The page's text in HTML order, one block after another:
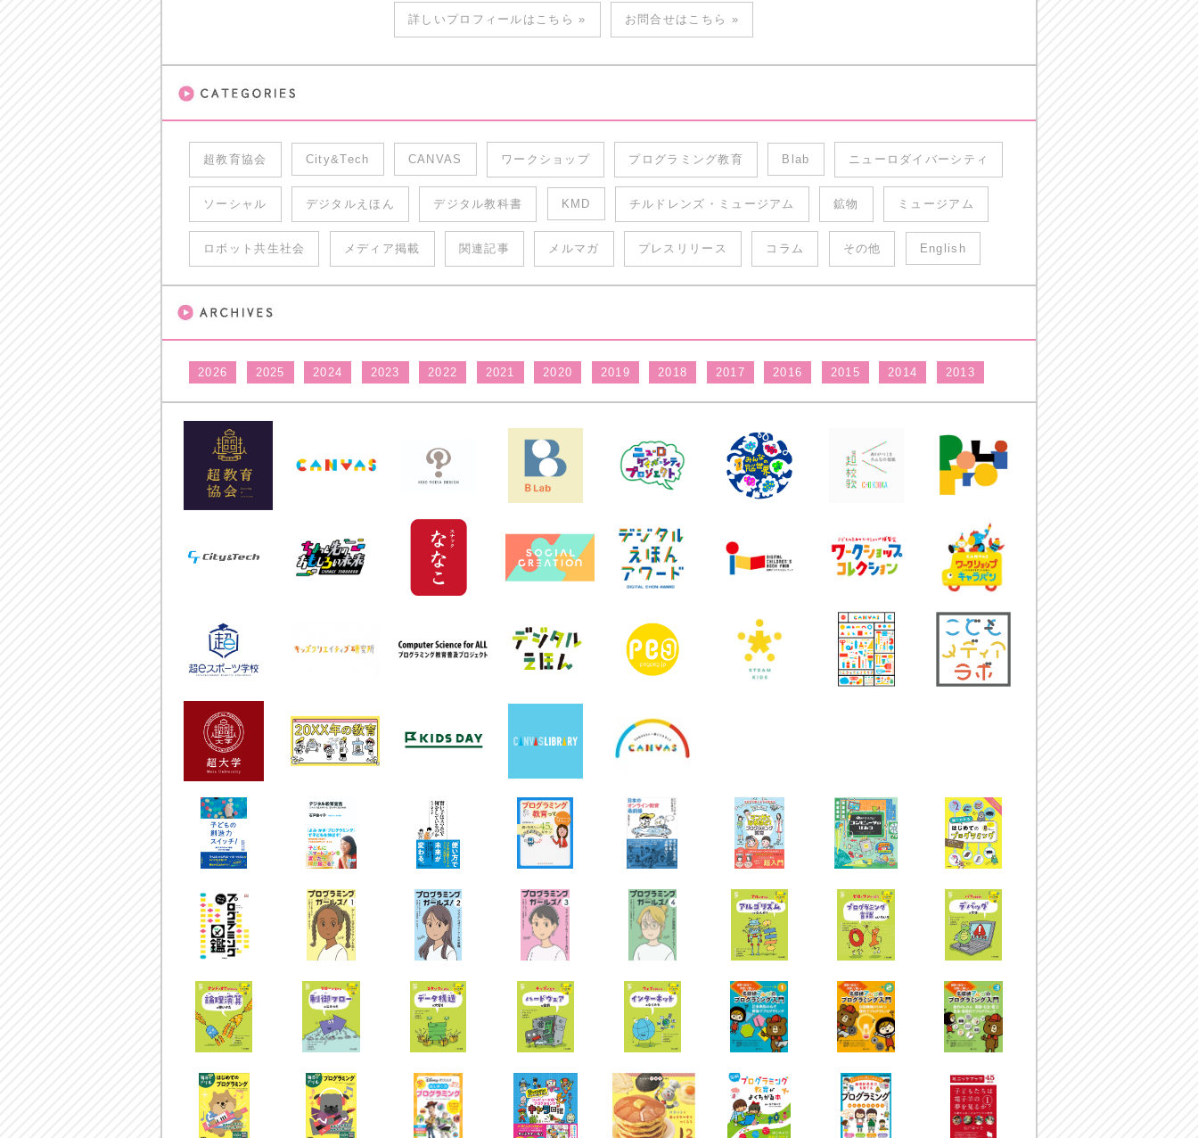
詳しいプロフィールはこちら » お問合せはこちら »
超教育協会 City&Tech CANVAS ワークショップ プログラミング教育 Blab ニューロダイバーシティ
ソーシャル デジタルえほん デジタル教科書 KMD チルドレンズ・ミュージアム 鉱物 ミュージアム
ロボット共生社会 メディア掲載 関連記事 メルマガ プレスリリース コラム その他 English
2026 2025 2024 2023 2022 2021 2020 2019 2018 2017 2016 2015 2014 2013